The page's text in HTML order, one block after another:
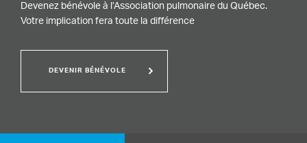
Devenez bénévole à l’Association pulmonaire du Québec.
Votre implication fera toute la différence
DEVENIR BÉNÉVOLE